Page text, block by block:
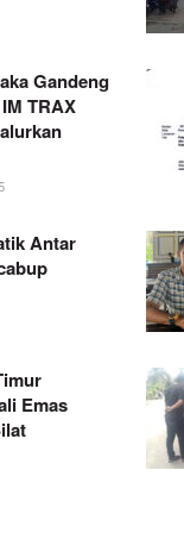
Gandeng
TRAX
Antar
Emas